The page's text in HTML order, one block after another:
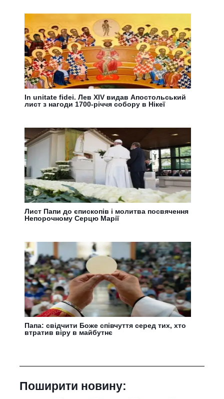
In unitate fidei. Лев XIV видав Апостольський
лист з нагоди 1700-річчя собору в Нікеї
Лист Папи до єпископів і молитва посвячення
Непорочному Серцю Марії
Папа: свідчити Боже співчуття серед тих, хто
втратив віру в майбутнє
Поширити новину: